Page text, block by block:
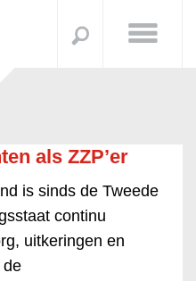
als ZZP’er
is sinds de Tweede
continu
uitkeringen en
de